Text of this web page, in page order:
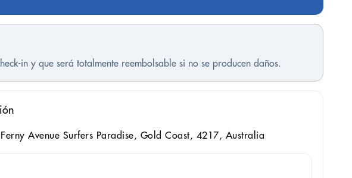
in y que será totalmente reembolsable si no se producen daños.
Avenue Surfers Paradise, Gold Coast, 4217, Australia